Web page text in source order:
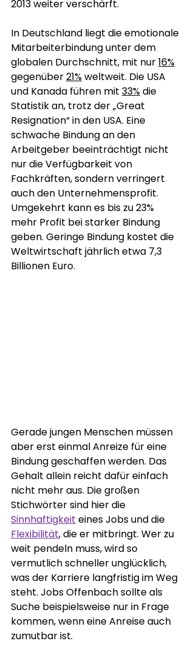
2013 weiter verschärft.
In Deutschland liegt die emotionale
Mitarbeiterbindung unter dem
globalen Durchschnitt, mit nur 16%
gegenüber 21% weltweit. Die USA
und Kanada führen mit 33% die
Statistik an, trotz der „Great
Resignation“ in den USA. Eine
schwache Bindung an den
Arbeitgeber beeinträchtigt nicht
nur die Verfügbarkeit von
Fachkräften, sondern verringert
auch den Unternehmensprofit.
Umgekehrt kann es bis zu 23%
mehr Profit bei starker Bindung
geben. Geringe Bindung kostet die
Weltwirtschaft jährlich etwa 7,3
Billionen Euro.
Gerade jungen Menschen müssen
aber erst einmal Anreize für eine
Bindung geschaffen werden. Das
Gehalt allein reicht dafür einfach
nicht mehr aus. Die großen
Stichwörter sind hier die
Sinnhaftigkeit eines Jobs und die
Flexibilität, die er mitbringt. Wer zu
weit pendeln muss, wird so
vermutlich schneller unglücklich,
was der Karriere langfristig im Weg
steht. Jobs Offenbach sollte als
Suche beispielsweise nur in Frage
kommen, wenn eine Anreise auch
zumutbar ist.